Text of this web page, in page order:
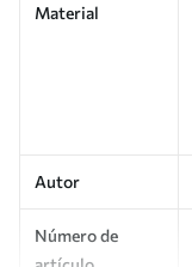
Material
Autor
Número de